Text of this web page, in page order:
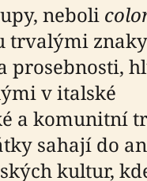
neboli
trvalými znaky
prosebnosti,
v italské
a komunitní
sahají do
kultur,